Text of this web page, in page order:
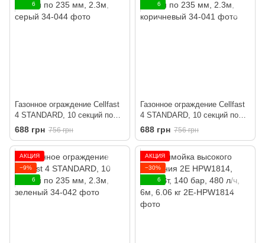
6
Газонное ограждение Cellfast
4 STANDARD, 10 секций по
235 мм, 2.3м, серый
688 грн 756 грн
6
Газонное ограждение Cellfast
4 STANDARD, 10 секций по
235 мм, 2.3м, коричневый
688 грн 756 грн
АКЦИЯ
−9%
6
АКЦИЯ
−30%
6